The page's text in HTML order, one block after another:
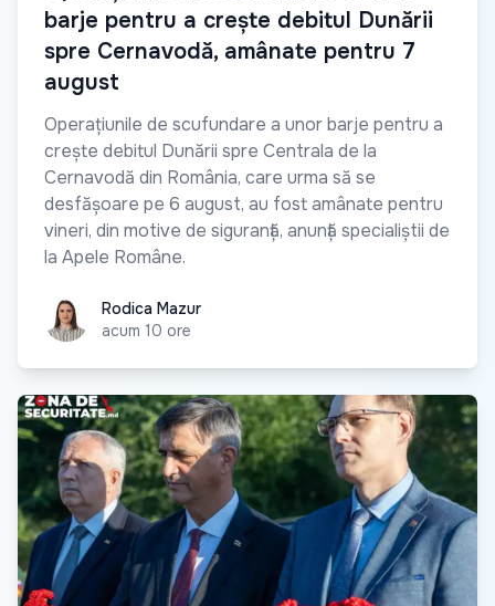
barje pentru a crește debitul Dunării
spre Cernavodă, amânate pentru 7
august
Operațiunile de scufundare a unor barje pentru a
crește debitul Dunării spre Centrala de la
Cernavodă din România, care urma să se
desfășoare pe 6 august, au fost amânate pentru
vineri, din motive de siguranță, anunță specialiștii de
la Apele Române.
Rodica MazurRodica Mazur
acum 10 ore